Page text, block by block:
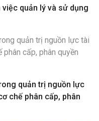
quản lý và sử dụng
quản trị nguồn lực
chế phân cấp, phân